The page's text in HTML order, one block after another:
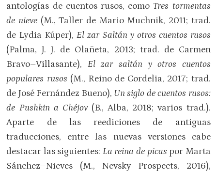
antologías de cuentos rusos, como Tres tormentas
de nieve (M., Taller de Mario Muchnik, 2011; trad.
de Lydia Kúper),El zar Saltán y otros cuentos rusos
(Palma, J. J. de Olañeta, 2013; trad. de Carmen
Bravo–Villasante), El zar saltán y otros cuentos
populares rusos (M., Reino de Cordelia, 2017; trad.
de José Fernández Bueno), Un siglo de cuentos rusos:
de Pushkin a Chéjov(B., Alba, 2018; varios trad.).
Aparte de las reediciones de antiguas
traducciones, entre las nuevas versiones cabe
destacar las siguientes: La reina de picas por Marta
Sánchez–Nieves (M., Nevsky Prospects, 2016),